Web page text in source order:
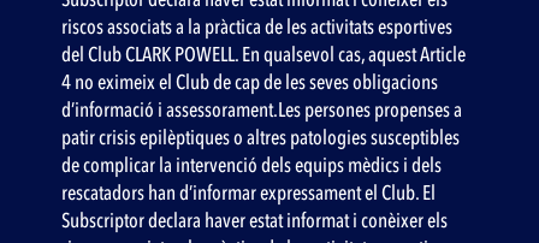
riscos associats a la pràctica de les activitats esportives
del Club CLARK POWELL. En qualsevol cas, aquest Article
4 no eximeix el Club de cap de les seves obligacions
d’informació i assessorament.Les persones propenses a
patir crisis epilèptiques o altres patologies susceptibles
de complicar la intervenció dels equips mèdics i dels
rescatadors han d’informar expressament el Club. El
Subscriptor declara haver estat informat i conèixer els